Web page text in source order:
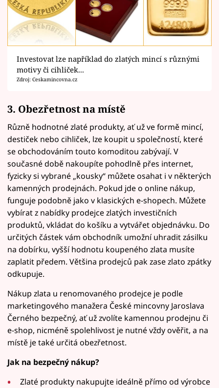
Investovat lze například do zlatých mincí s různými
motivy či cihliček...
Zdroj: Ceskamincovna.cz
3. Obezřetnost na místě
Různě hodnotné zlaté produkty, ať už ve formě mincí,
destiček nebo cihliček, lze koupit u společností, které
se obchodováním touto komoditou zabývají. V
současné době nakoupíte pohodlně přes internet,
fyzicky si vybrané „kousky“ můžete osahat i v některých
kamenných prodejnách. Pokud jde o online nákup,
funguje podobně jako v klasických e-shopech. Můžete
vybírat z nabídky prodejce zlatých investičních
produktů, vkládat do košíku a vytvářet objednávku. Do
určitých částek vám obchodník umožní uhradit zásilku
na dobírku, vyšší hodnotu koupeného zlata musíte
zaplatit předem. Většina prodejců pak zase zlato zpátky
odkupuje.
Nákup zlata u renomovaného prodejce je podle
marketingového manažera České mincovny Jaroslava
Černého bezpečný, ať už zvolíte kamennou prodejnu či
e-shop, nicméně spolehlivost je nutné vždy ověřit, a na
místě je také určitá obezřetnost.
Jak na bezpečný nákup?
Zlaté produkty nakupujte ideálně přímo od výrobce